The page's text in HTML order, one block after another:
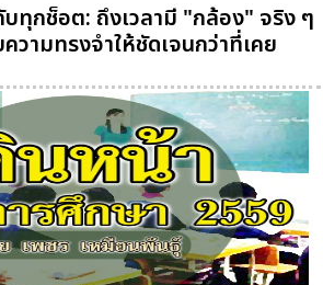
บทุกช็อต: ถึงเวลามี "กล้อง" จริง ๆ
วามทรงจำให้ชัดเจนกว่าที่เคย